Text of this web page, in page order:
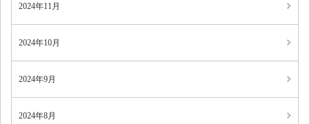
2024年11月
2024年10月
2024年9月
2024年8月